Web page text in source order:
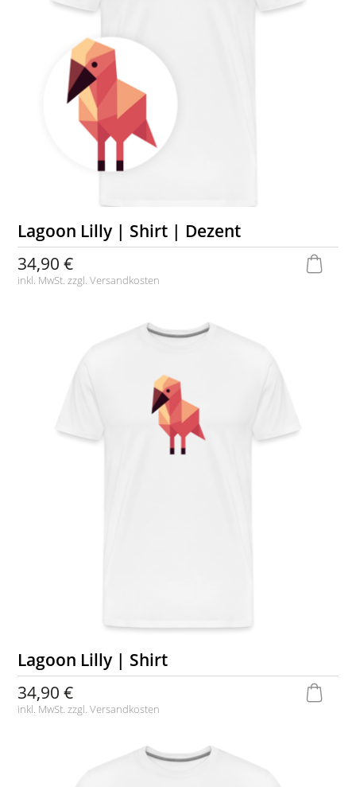
Lagoon Lilly | Shirt | Dezent
34,90 €
inkl. MwSt. zzgl.Versandkosten
Lagoon Lilly | Shirt
34,90 €
inkl. MwSt. zzgl.Versandkosten